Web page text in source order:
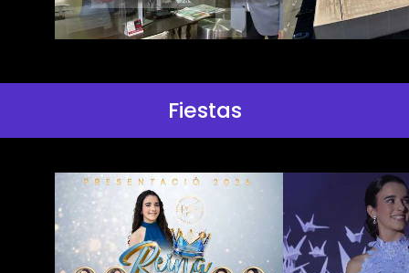
Fiestas